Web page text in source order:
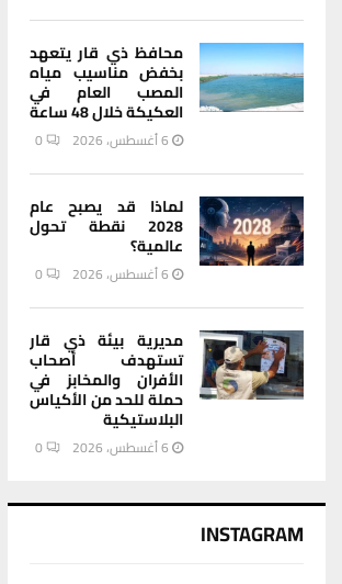
محافظ ذي قار يتعهد
بخفض مناسيب مياه
المصب العام في
العكيكة خلال 48 ساعة
6 أغسطس، 2026 0
لماذا قد يصبح عام
2028 نقطة تحول
عالمية؟
6 أغسطس، 2026 0
مديرية بيئة ذي قار
تستهدف أصحاب
الأفران والمخابز في
حملة للحد من الأكياس
البلاستيكية
6 أغسطس، 2026 0
INSTAGRAM